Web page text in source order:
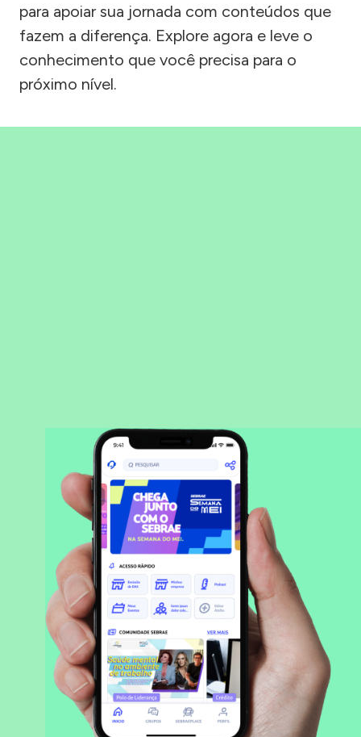
para apoiar sua jornada com conteúdos que
fazem a diferença. Explore agora e leve o
conhecimento que você precisa para o
próximo nível.